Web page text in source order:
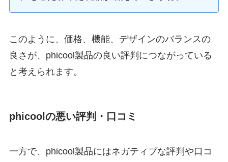
このように、価格、機能、デザインのバランスの
良さが、phicool製品の良い評判につながっている
と考えられます。
phicoolの悪い評判・口コミ
一方で、phicool製品にはネガティブな評判や口コ